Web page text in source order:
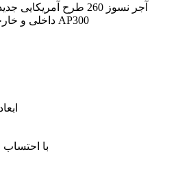
آجر نسوز 260 طرح
داخلی و خارجی ساختمان است. - شماره AP300
با